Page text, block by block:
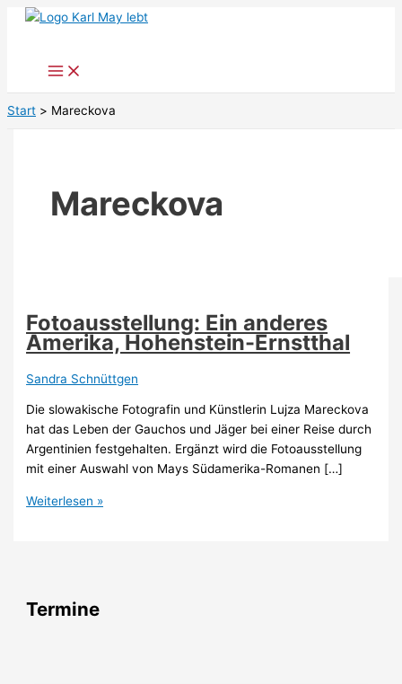
Zum
Start Mareckova
Mareckova
Fotoausstellung: Ein anderes
Amerika, Hohenstein-Ernstthal
Sandra Schnüttgen
Die slowakische Fotografin und Künstlerin Lujza Mareckova
hat das Leben der Gauchos und Jäger bei einer Reise durch
Argentinien festgehalten. Ergänzt wird die Fotoausstellung
mit einer Auswahl von Mays Südamerika-Romanen […]
Fotoausstellung:
Ernstthal
Weiterlesen »
Termine